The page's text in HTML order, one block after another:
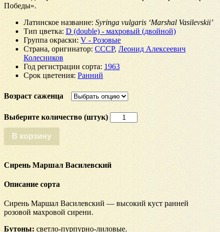
Победы».
Латинское название: Syringa vulgaris ‘Marshal Vasilevskii’
Тип цветка: D (double) - махровый (двойной)
Группа окраски: V - Розовые
Страна, оригинатор: СССР, Леонид Алексеевич
Колесников
Год регистрации сорта: 1963
Срок цветения: Ранний
Возраст саженца
Количество
Сирень
В корзину
Сирень Маршал Василевский
Описание сорта
Сирень Маршал Василевский — высокий куст ранней
розовой махровой сирени.
Бутоны: светло-пурпурно-лиловые.